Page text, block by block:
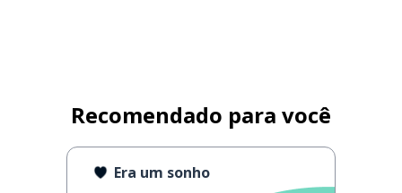
Recomendado para você
Era um sonho